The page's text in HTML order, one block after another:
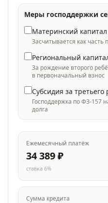
Меры господдержки
Материнский капитал
Засчитывается как часть
Региональный
За рождение второго
в первоначальный взнос
Субсидия за третьего
Господдержка по ФЗ-157
долга
Ежемесячный платёж
34 389₽
ставка 6%
Сумма кредита